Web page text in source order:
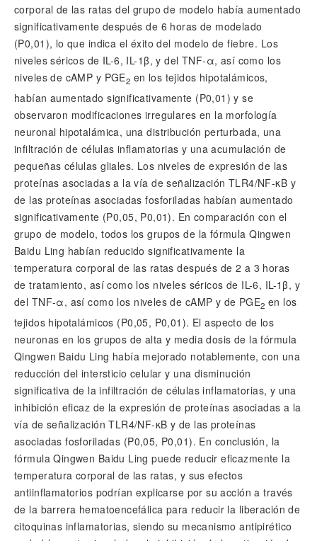
corporal de las ratas del grupo de modelo había aumentado
significativamente después de 6 horas de modelado
(P0,01), lo que indica el éxito del modelo de fiebre. Los
niveles séricos de IL-6, IL-1 β, y del TNF-α, así como los
niveles de cAMP y PGE2 en los tejidos hipotalámicos,
habían aumentado significativamente (P0,01) y se
observaron modificaciones irregulares en la morfología
neuronal hipotalámica, una distribución perturbada, una
infiltración de células inflamatorias y una acumulación de
pequeñas células gliales. Los niveles de expresión de las
proteínas asociadas a la vía de señalización TLR4/NF-κB y
de las proteínas asociadas fosforiladas habían aumentado
significativamente (P0,05, P0,01). En comparación con el
grupo de modelo, todos los grupos de la fórmula Qingwen
Baidu Ling habían reducido significativamente la
temperatura corporal de las ratas después de 2 a 3 horas
de tratamiento, así como los niveles séricos de IL-6, IL-1 β, y
del TNF-α, así como los niveles de cAMP y de PGE2 en los
tejidos hipotalámicos (P0,05, P0,01). El aspecto de los
neuronas en los grupos de alta y media dosis de la fórmula
Qingwen Baidu Ling había mejorado notablemente, con una
reducción del intersticio celular y una disminución
significativa de la infiltración de células inflamatorias, y una
inhibición eficaz de la expresión de proteínas asociadas a la
vía de señalización TLR4/NF-κB y de las proteínas
asociadas fosforiladas (P0,05, P0,01). En conclusión, la
fórmula Qingwen Baidu Ling puede reducir eficazmente la
temperatura corporal de las ratas, y sus efectos
antiinflamatorios podrían explicarse por su acción a través
de la barrera hematoencefálica para reducir la liberación de
citoquinas inflamatorias, siendo su mecanismo antipirético